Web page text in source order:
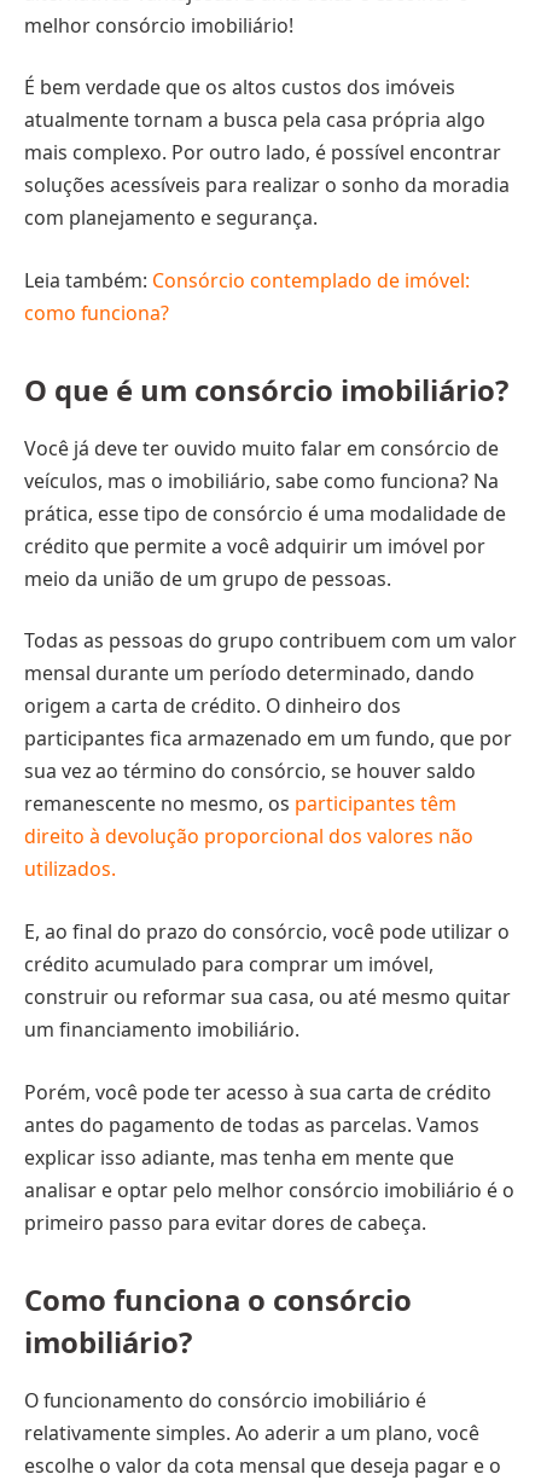
melhor consórcio imobiliário!
É bem verdade que os altos custos dos imóveis
atualmente tornam a busca pela casa própria algo
mais complexo. Por outro lado, é possível encontrar
soluções acessíveis para realizar o sonho da moradia
com planejamento e segurança.
Leia também: Consórcio contemplado de imóvel:
como funciona?
O que é um consórcio imobiliário?
Você já deve ter ouvido muito falar em consórcio de
veículos, mas o imobiliário, sabe como funciona? Na
prática, esse tipo de consórcio é uma modalidade de
crédito que permite a você adquirir um imóvel por
meio da união de um grupo de pessoas.
Todas as pessoas do grupo contribuem com um valor
mensal durante um período determinado, dando
origem a carta de crédito. O dinheiro dos
participantes fica armazenado em um fundo, que por
sua vez ao término do consórcio, se houver saldo
remanescente no mesmo, os participantes têm
direito à devolução proporcional dos valores não
utilizados.
E, ao final do prazo do consórcio, você pode utilizar o
crédito acumulado para comprar um imóvel,
construir ou reformar sua casa, ou até mesmo quitar
um financiamento imobiliário.
Porém, você pode ter acesso à sua carta de crédito
antes do pagamento de todas as parcelas. Vamos
explicar isso adiante, mas tenha em mente que
analisar e optar pelo melhor consórcio imobiliário é o
primeiro passo para evitar dores de cabeça.
Como funciona o consórcio
imobiliário?
O funcionamento do consórcio imobiliário é
relativamente simples. Ao aderir a um plano, você
escolhe o valor da cota mensal que deseja pagar e o